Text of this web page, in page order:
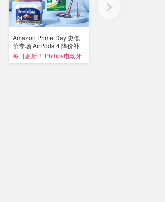
🇮🇹意大利
🇦🇺澳洲
🇳🇿新西兰
Amazon Prime Day 史低
价专场 AirPods 4 降价补
货仅€98
每日更新！ Philips电动牙
刷仅€25/支